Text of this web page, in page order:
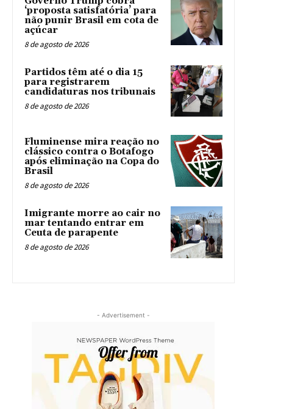
‘proposta satisfatória’ para
não punir Brasil em cota de
açúcar
8 de agosto de 2026
Partidos têm até o dia 15
para registrarem
candidaturas nos tribunais
8 de agosto de 2026
Fluminense mira reação no
clássico contra o Botafogo
após eliminação na Copa do
Brasil
8 de agosto de 2026
Imigrante morre ao cair no
mar tentando entrar em
Ceuta de parapente
8 de agosto de 2026
- Advertisement -